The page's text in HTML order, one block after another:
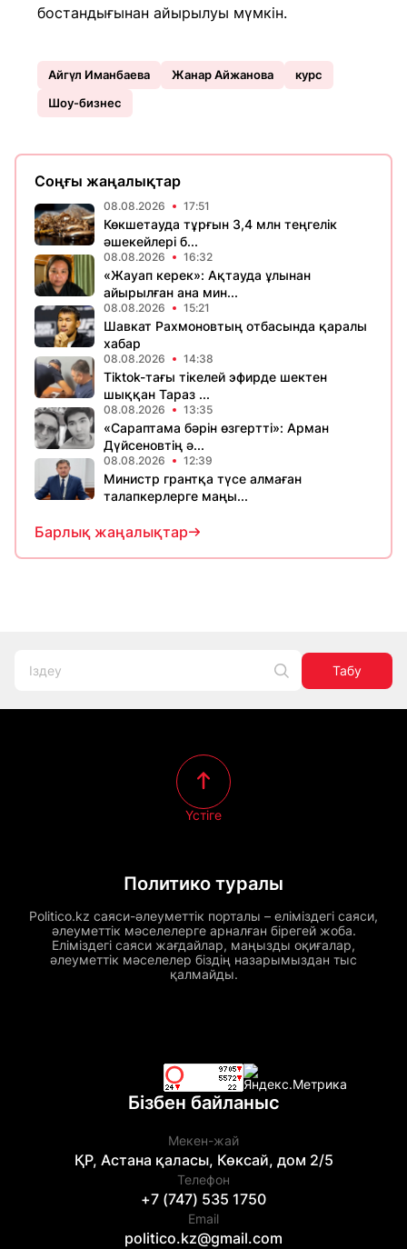
бостандығынан айырылуы мүмкін.
Айгүл Иманбаева Жанар Айжанова
курс
Шоу-бизнес
Соңғы жаңалықтар
08.08.2026 17:51
Көкшетауда тұрғын 3,4 млн теңгелік
әшекейлері б...
08.08.2026 16:32
«Жауап керек»: Ақтауда ұлынан
айырылған ана мин...
08.08.2026 15:21
Шавкат Рахмоновтың отбасында қаралы
хабар
08.08.2026 14:38
Tiktok-тағы тікелей эфирде шектен
шыққан Тараз ...
08.08.2026 13:35
«Сараптама бәрін өзгертті»: Арман
Дүйсеновтің ә...
08.08.2026 12:39
Министр грантқа түсе алмаған
талапкерлерге маңы...
Барлық жаңалықтар
Табу
Политико туралы
Politico.kz саяси-әлеуметтік порталы – еліміздегі саяси,
әлеуметтік мәселелерге арналған бірегей жоба.
Еліміздегі саяси жағдайлар, маңызды оқиғалар,
әлеуметтік мәселелер біздің назарымыздан тыс
қалмайды.
Үстіге
Бізбен байланыс
Мекен-жай
ҚР, Астана қаласы, Көксай, дом 2/5
Телефон
+7 (747) 535 1750
Email
politico.kz@gmail.com